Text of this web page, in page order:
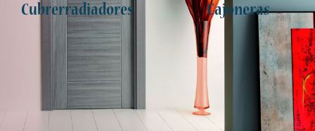
Cubrerradiadores Cajoneras